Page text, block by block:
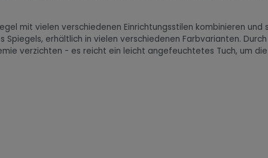
mit vielen verschiedenen Einrichtungsstilen kombinieren und
Spiegels, erhältlich in vielen verschiedenen Farbvarianten.
verzichten - es reicht ein leicht angefeuchtetes Tuch, um